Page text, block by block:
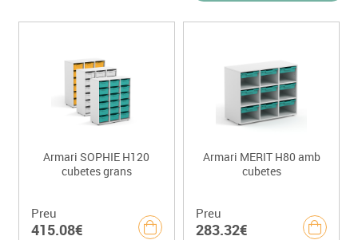
Armari SOPHIE H120
cubetes grans
Preu
415.08€
Armari MERIT H80 amb
cubetes
Preu
283.32€